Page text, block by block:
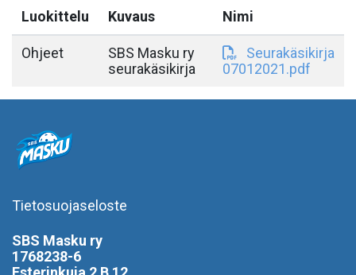
Luokittelu Kuvaus Nimi
Ohjeet
SBS Masku ry
seurakäsikirja
Seurakäsikirja
07012021.pdf
Tietosuojaseloste
SBS Masku ry
1768238-6